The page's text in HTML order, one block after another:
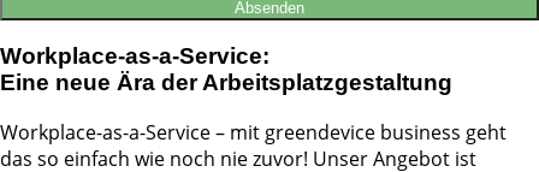
Workplace-as-a-Service:
Eine neue Ära der Arbeitsplatzgestaltung
Workplace-as-a-Service – mit greendevice business geht
das so einfach wie noch nie zuvor! Unser Angebot ist